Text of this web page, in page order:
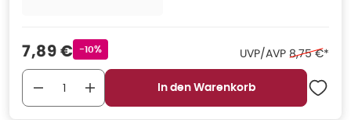
Verkaufspreis
7,89 €Rabattstempel
-10% UVP/AVP Ehemaliger
8,75 €*
In den Warenkorb